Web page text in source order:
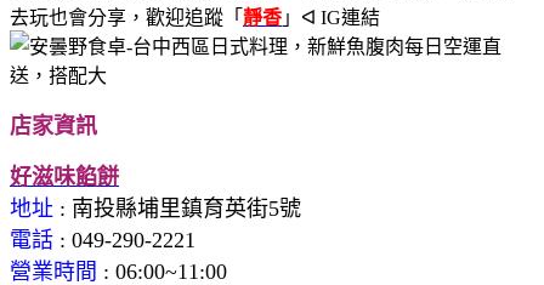
去玩也會分享，歡迎追蹤 「 靜香 」ᐊ IG連結
店家資訊
好滋味餡餅
地址 : 南投縣埔里鎮育英街5號
電話 : 049-290-2221
營業時間 : 06:00~11:00